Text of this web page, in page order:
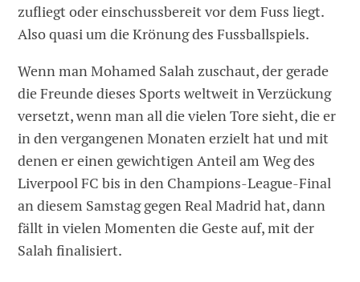
zufliegt oder einschussbereit vor dem Fuss liegt.
Also quasi um die Krönung des Fussballspiels.
Wenn man Mohamed Salah zuschaut, der gerade
die Freunde dieses Sports weltweit in Verzückung
versetzt, wenn man all die vielen Tore sieht, die er
in den vergangenen Monaten erzielt hat und mit
denen er einen gewichtigen Anteil am Weg des
Liverpool FC bis in den Champions-League-Final
an diesem Samstag gegen Real Madrid hat, dann
fällt in vielen Momenten die Geste auf, mit der
Salah finalisiert.